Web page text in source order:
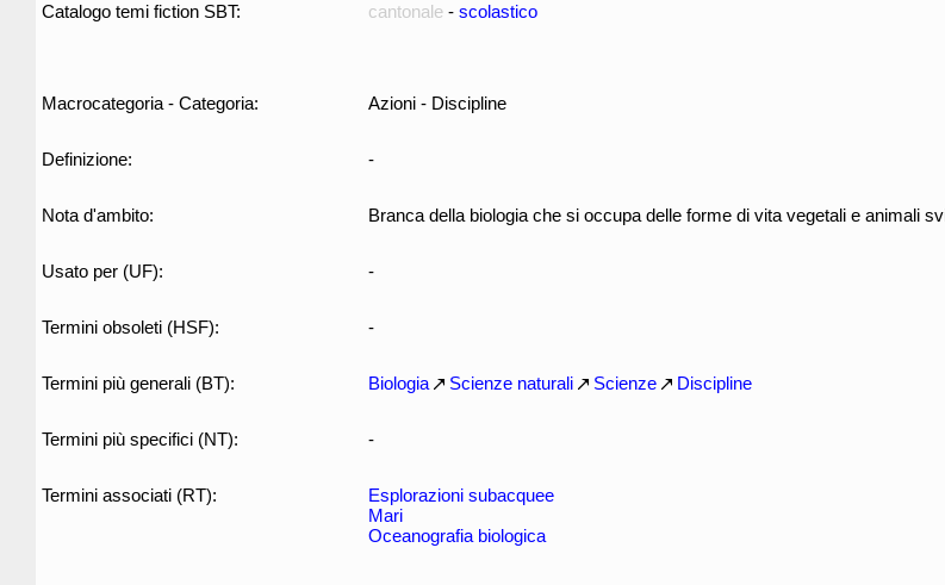
Catalogo temi fiction SBT:
cantonale - scolastico
Macrocategoria - Categoria: Azioni - Discipline
Definizione: -
Nota d'ambito: Branca della biologia che si occupa delle forme di vita vegetali e animali
Usato per (UF): -
Termini obsoleti (HSF): -
Termini più generali (BT): Biologia Scienze naturali Scienze Discipline
Termini più specifici (NT): -
Termini associati (RT):
Esplorazioni subacquee
Mari
Oceanografia biologica